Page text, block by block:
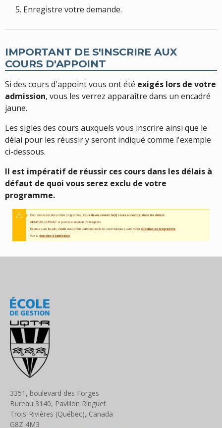
Enregistre votre demande.
IMPORTANT DE S'INSCRIRE AUX
COURS D'APPOINT
Si des cours d'appoint vous ont été exigés lors de votre
admission, vous les verrez apparaître dans un encadré
jaune.
Les sigles des cours auxquels vous inscrire ainsi que le
délai pour les réussir y seront indiqué comme l'exemple
ci-dessous.
Il est impératif de réussir ces cours dans les délais à
défaut de quoi vous serez exclu de votre
programme.
3351, boulevard des Forges
Bureau 3140, Pavillon Ringuet
Trois-Rivières (Québec), Canada
G8Z 4M3